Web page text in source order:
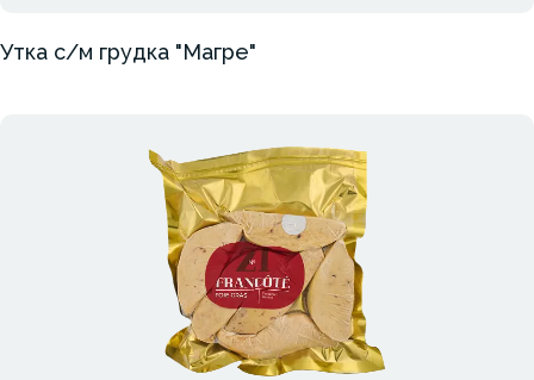
Утка с/м грудка "Магре"